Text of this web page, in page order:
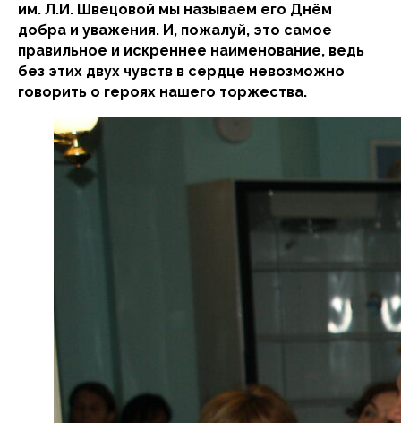
им. Л.И. Швецовой мы называем его Днём
добра и уважения. И, пожалуй, это самое
правильное и искреннее наименование, ведь
без этих двух чувств в сердце невозможно
говорить о героях нашего торжества.